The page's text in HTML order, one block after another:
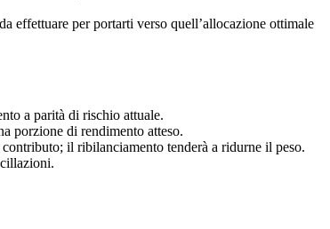
effettuare per portarti verso quell’allocazione ottimale
a parità di rischio attuale.
porzione di rendimento atteso.
il ribilanciamento tenderà a ridurne il peso.